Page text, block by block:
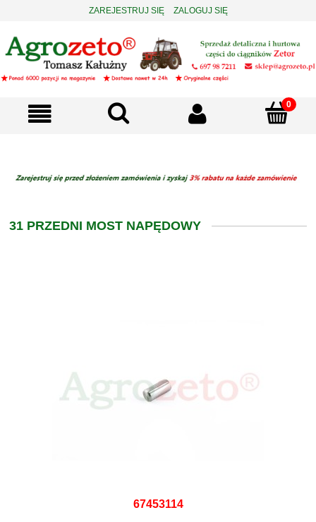
ZAREJESTRUJ SIĘ ZALOGUJ SIĘ
31 PRZEDNI MOST NAPĘDOWY
67453114